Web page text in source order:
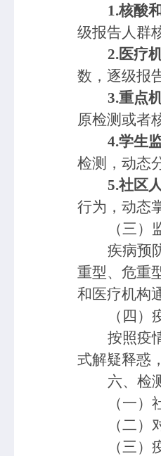
1.核酸
级报告人群
2.医疗
数，逐级报
3.重点
原检测或者
4.学生
检测， 动态
5.社区
行为 ， 动态
（三
疾病预
重型、危重
和医疗机构
（四）
按照疫
式解疑释惑
六、检
（一）
（二）
（三）